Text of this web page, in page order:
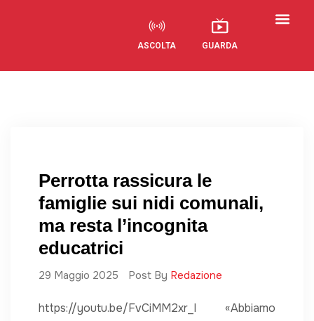
ASCOLTA GUARDA
Perrotta rassicura le
famiglie sui nidi comunali,
ma resta l’incognita
educatrici
29 Maggio 2025 Post By Redazione
https://youtu.be/FvCiMM2xr_I «Abbiamo